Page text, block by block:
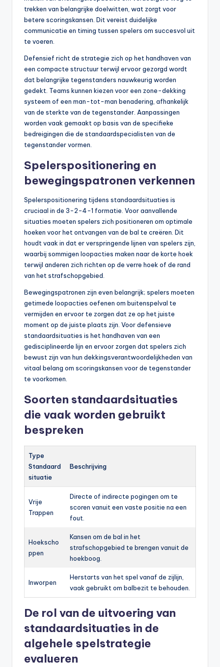
trekken van belangrijke doelwitten, wat zorgt voor
betere scoringskansen. Dit vereist duidelijke
communicatie en timing tussen spelers om succesvol uit
te voeren.
Defensief richt de strategie zich op het handhaven van
een compacte structuur terwijl ervoor gezorgd wordt
dat belangrijke tegenstanders nauwkeurig worden
gedekt. Teams kunnen kiezen voor een zone-dekking
systeem of een man-tot-man benadering, afhankelijk
van de sterkte van de tegenstander. Aanpassingen
worden vaak gemaakt op basis van de specifieke
bedreigingen die de standaardspecialisten van de
tegenstander vormen.
Spelerspositionering en
bewegingspatronen verkennen
Spelerspositionering tijdens standaardsituaties is
cruciaal in de 3-2-4-1 formatie. Voor aanvallende
situaties moeten spelers zich positioneren om optimale
hoeken voor het ontvangen van de bal te creëren. Dit
houdt vaak in dat er verspringende lijnen van spelers zijn,
waarbij sommigen loopacties maken naar de korte hoek
terwijl anderen zich richten op de verre hoek of de rand
van het strafschopgebied.
Bewegingspatronen zijn even belangrijk; spelers moeten
getimede loopacties oefenen om buitenspelval te
vermijden en ervoor te zorgen dat ze op het juiste
moment op de juiste plaats zijn. Voor defensieve
standaardsituaties is het handhaven van een
gedisciplineerde lijn en ervoor zorgen dat spelers zich
bewust zijn van hun dekkingsverantwoordelijkheden van
vitaal belang om scoringskansen voor de tegenstander
te voorkomen.
Soorten standaardsituaties
die vaak worden gebruikt
bespreken
Type
Standaard
situatie
Beschrijving
Vrije
Trappen
Directe of indirecte pogingen om te
scoren vanuit een vaste positie na een
fout.
Hoekscho
ppen
Kansen om de bal in het
strafschopgebied te brengen vanuit de
hoekboog.
Inworpen
Herstarts van het spel vanaf de zijlijn,
vaak gebruikt om balbezit te behouden.
De rol van de uitvoering van
standaardsituaties in de
algehele spelstrategie
evalueren